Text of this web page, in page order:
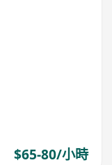
$65-80/小時